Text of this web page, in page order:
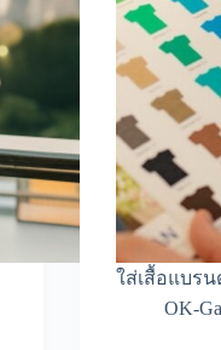
ใส่เสื้อแบร
OK-